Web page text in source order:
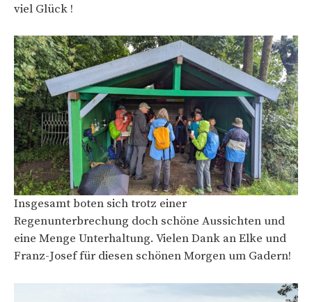
viel Glück !
Insgesamt boten sich trotz einer
Regenunterbrechung doch schöne Aussichten und
eine Menge Unterhaltung. Vielen Dank an Elke und
Franz-Josef für diesen schönen Morgen um Gadern!